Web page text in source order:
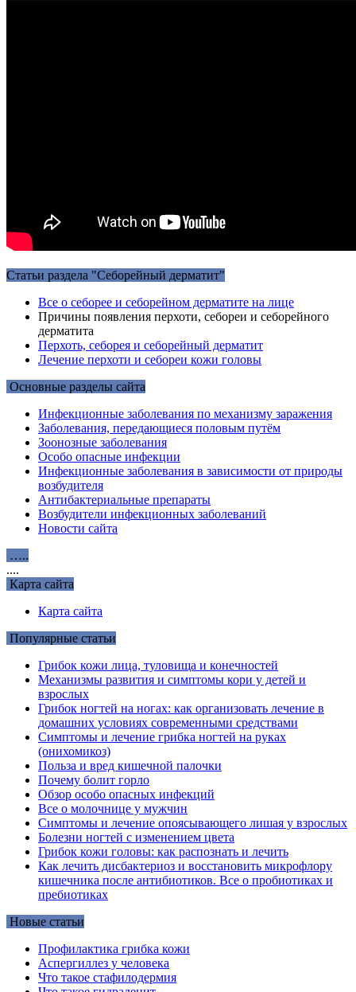
Статьи раздела "Себорейный дерматит"
Все о себорее и себорейном дерматите на лице
Причины появления перхоти, себореи и себорейного
дерматита
Перхоть, себорея и себорейный дерматит
Лечение перхоти и себореи кожи головы
Основные разделы сайта
Инфекционные заболевания по механизму заражения
Заболевания, передающиеся половым путём
Зоонозные заболевания
Особо опасные инфекции
Инфекционные заболевания в зависимости от природы
возбудителя
Антибактериальные препараты
Возбудители инфекционных заболеваний
Новости сайта
…..
....
Карта сайта
Карта сайта
Популярные статьи
Грибок кожи лица, туловища и конечностей
Механизмы развития и симптомы кори у детей и
взрослых
Грибок ногтей на ногах: как организовать лечение в
домашних условиях современными средствами
Симптомы и лечение грибка ногтей на руках
(онихомикоз)
Польза и вред кишечной палочки
Почему болит горло
Обзор особо опасных инфекций
Все о молочнице у мужчин
Симптомы и лечение опоясывающего лишая у взрослых
Болезни ногтей с изменением цвета
Грибок кожи головы: как распознать и лечить
Как лечить дисбактериоз и восстановить микрофлору
кишечника после антибиотиков. Все о пробиотиках и
пребиотиках
Новые статьи
Профилактика грибка кожи
Аспергиллез у человека
Что такое стафилодермия